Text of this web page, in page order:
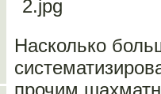
Насколько
прочим